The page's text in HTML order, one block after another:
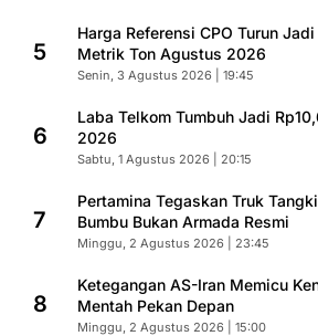
5
Harga Referensi CPO Turun
Metrik Ton Agustus 2026
Senin, 3 Agustus 2026 | 19:45
6
Laba Telkom Tumbuh Jadi
2026
Sabtu, 1 Agustus 2026 | 20:15
7
Pertamina Tegaskan Truk
Bumbu Bukan Armada Resmi
Minggu, 2 Agustus 2026 | 23:45
8
Ketegangan AS-Iran Memicu
Mentah Pekan Depan
Minggu, 2 Agustus 2026 | 15:00